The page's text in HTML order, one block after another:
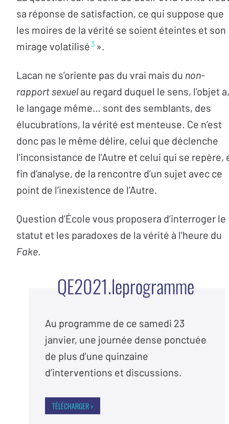
sa réponse de satisfaction, ce qui suppose que
les moires de la vérité se soient éteintes et son
mirage volatilisé3 ».
Lacan ne s’oriente pas du vrai mais du non-
rapport sexuelau regard duquel le sens, l’objet a,
le langage même… sont des semblants, des
élucubrations, la vérité est menteuse. Ce n’est
donc pas le même délire, celui que déclenche
l’inconsistance de l’Autre et celui qui se repère,
fin d’analyse, de la rencontre d’un sujet avec ce
point de l’inexistence de l’Autre.
Question d’École vous proposera d’interroger le
statut et les paradoxes de la vérité à l’heure du
Fake.
QE2021.leprogramme
Au programme de ce samedi 23
janvier, une journée dense ponctuée
de plus d’une quinzaine
d’interventions et discussions.
TÉLÉCHARGER >